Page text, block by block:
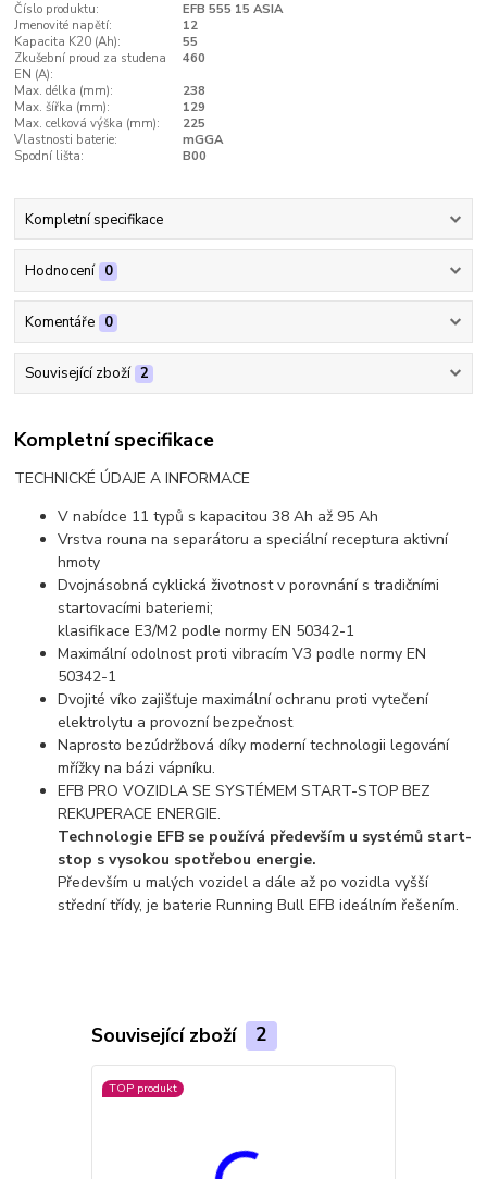
Číslo produktu:
EFB 555 15 ASIA
Jmenovité napětí:
12
Kapacita K20 (Ah):
55
Zkušební proud za studena
EN (A):
460
Max. délka (mm):
238
Max. šířka (mm):
129
Max. celková výška (mm):
225
Vlastnosti baterie:
mGGA
Spodní lišta:
B00
Kompletní specifikace
Hodnocení 0
Komentáře 0
Související zboží 2
Kompletní specifikace
TECHNICKÉ ÚDAJE A INFORMACE
V nabídce 11 typů s kapacitou 38 Ah až 95 Ah
Vrstva rouna na separátoru a speciální receptura aktivní
hmoty
Dvojnásobná cyklická životnost v porovnání s tradičními
startovacími bateriemi;
klasifikace E3/M2 podle normy EN 50342-1
Maximální odolnost proti vibracím V3 podle normy EN
50342-1
Dvojité víko zajišťuje maximální ochranu proti vytečení
elektrolytu a provozní bezpečnost
Naprosto bezúdržbová díky moderní technologii legování
mřížky na bázi vápníku.
EFB PRO VOZIDLA SE SYSTÉMEM START-STOP BEZ
REKUPERACE ENERGIE.
Technologie EFB se používá především u systémů start-
stop s vysokou spotřebou energie.
Především u malých vozidel a dále až po vozidla vyšší
střední třídy, je baterie Running Bull EFB ideálním řešením.
Související zboží 2
TOP produkt